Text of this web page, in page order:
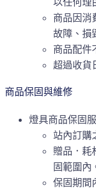
商品因消
故障、損
商品配件
超過收貨
商品保固與維修
燈具商品保固服
站內訂購
贈品．耗
固範圍內
保固期間